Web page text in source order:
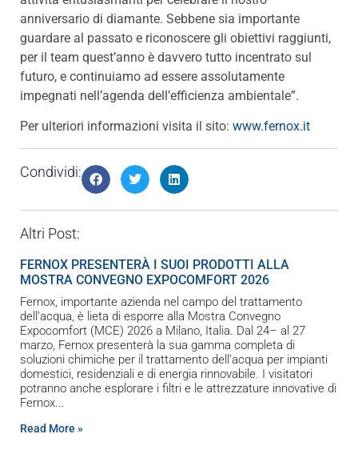
anniversario di diamante. Sebbene sia importante
guardare al passato e riconoscere gli obiettivi raggiunti,
per il team quest’anno è davvero tutto incentrato sul
futuro, e continuiamo ad essere assolutamente
impegnati nell’agenda dell’efficienza ambientale”.
Per ulteriori informazioni visita il sito: www.fernox.it
Condividi:
Altri Post:
FERNOX PRESENTERÀ I SUOI PRODOTTI ALLA
MOSTRA CONVEGNO EXPOCOMFORT 2026
Fernox, importante azienda nel campo del trattamento
dell’acqua, è lieta di esporre alla Mostra Convegno
Expocomfort (MCE) 2026 a Milano, Italia. Dal 24– al 27
marzo, Fernox presenterà la sua gamma completa di
soluzioni chimiche per il trattamento dell’acqua per impianti
domestici, residenziali e di energia rinnovabile. I visitatori
potranno anche esplorare i filtri e le attrezzature innovative di
Fernox
Read More »